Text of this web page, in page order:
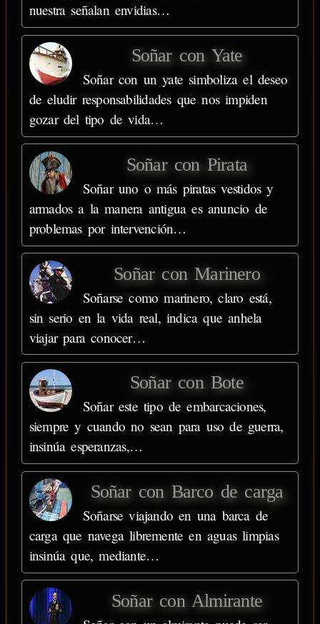
nuestra señalan envidias…
Soñar con Yate
Soñar con un yate simboliza el deseo
de eludir responsabilidades que nos impiden
gozar del tipo de vida…
Soñar con Pirata
Soñar uno o más piratas vestidos y
armados a la manera antigua es anuncio de
problemas por intervención…
Soñar con Marinero
Soñarse como marinero, claro está,
sin serio en la vida real, indica que anhela
viajar para conocer…
Soñar con Bote
Soñar este tipo de embarcaciones,
siempre y cuando no sean para uso de guerra,
insinúa esperanzas,…
Soñar con Barco de carga
Soñarse viajando en una barca de
carga que navega libremente en aguas limpias
insinúa que, mediante…
Soñar con Almirante